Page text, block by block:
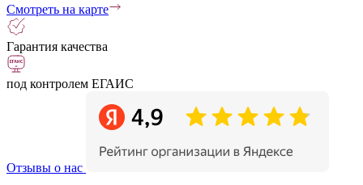
Смотреть на карте
Гарантия качества
под контролем ЕГАИС
Отзывы о нас